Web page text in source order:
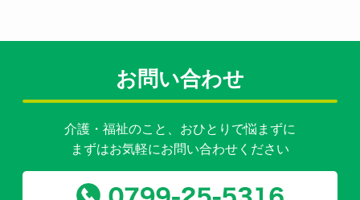
お問い合わせ
介護・福祉のこと、おひとりで悩まずに
まずはお気軽にお問い合わせください